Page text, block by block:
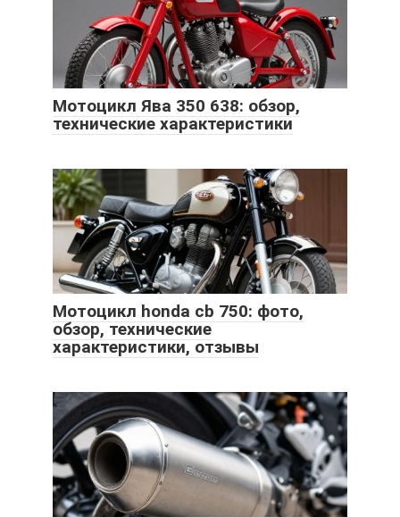
Мотоцикл Ява 350 638: обзор,
технические характеристики
Мотоцикл honda cb 750: фото,
обзор, технические
характеристики, отзывы